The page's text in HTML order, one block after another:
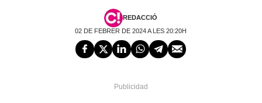
REDACCIÓ
02 DE FEBRER DE 2024 A LES 20:20H